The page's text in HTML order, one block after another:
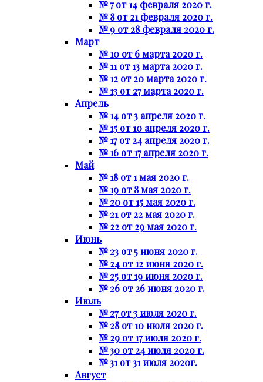
№ 7 от 14 февраля 2020 г.
№ 8 от 21 февраля 2020 г.
№ 9 от 28 февраля 2020 г.
Март
№ 10 от 6 марта 2020 г.
№ 11 от 13 марта 2020 г.
№ 12 от 20 марта 2020 г.
№ 13 от 27 марта 2020 г.
Апрель
№ 14 от 3 апреля 2020 г.
№ 15 от 10 апреля 2020 г.
№ 17 от 24 апреля 2020 г.
№ 16 от 17 апреля 2020 г.
Май
№ 18 от 1 мая 2020 г.
№ 19 от 8 мая 2020 г.
№ 20 от 15 мая 2020 г.
№ 21 от 22 мая 2020 г.
№ 22 от 29 мая 2020 г.
Июнь
№ 23 от 5 июня 2020 г.
№ 24 от 12 июня 2020 г.
№ 25 от 19 июня 2020 г.
№ 26 от 26 июня 2020 г.
Июль
№ 27 от 3 июля 2020 г.
№ 28 от 10 июля 2020 г.
№ 29 от 17 июля 2020 г.
№ 30 от 24 июля 2020 г.
№ 31 от 31 июля 2020г.
Август